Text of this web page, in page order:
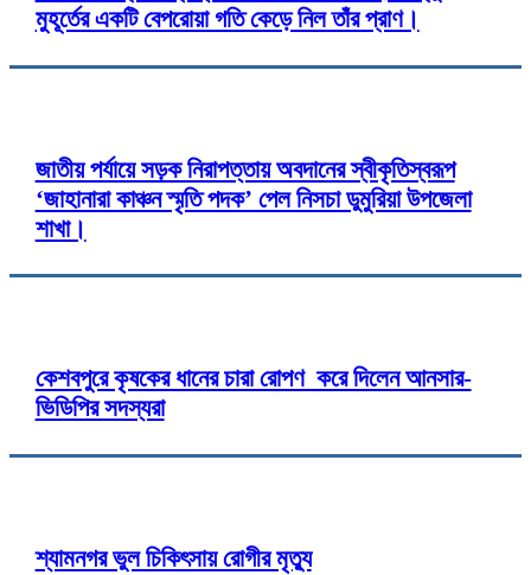
মুহূর্তের একটি বেপরোয়া গতি কেড়ে নিল তাঁর প্রাণ।
জাতীয় পর্যায়ে সড়ক নিরাপত্তায় অবদানের স্বীকৃতিস্বরূপ
‘জাহানারা কাঞ্চন স্মৃতি পদক’ পেল নিসচা ডুমুরিয়া উপজেলা
শাখা।
কেশবপুরে কৃষকের ধানের চারা রোপণ করে দিলেন আনসার-
ভিডিপির সদস্যরা
শ্যামনগর ভুল চিকিৎসায় রোগীর মৃত্যু